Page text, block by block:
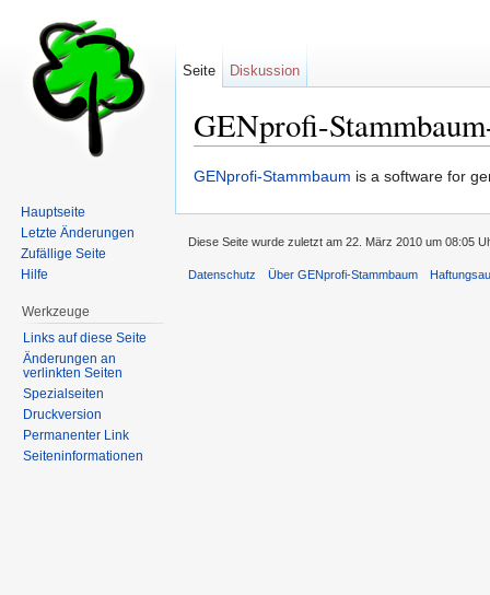
GENprofi-
GENprofi-Stammbaum is a software for
Seite Diskussion
Hauptseite
Letzte Änderungen
Zufällige Seite
Hilfe
Werkzeuge
Links auf diese Seite
Änderungen an
verlinkten Seiten
Spezialseiten
Druckversion
Permanenter Link
Seiten­informationen
Diese Seite wurde zuletzt am 22. März 2010 um 08:05
Datenschutz Über GENprofi-Stammbaum